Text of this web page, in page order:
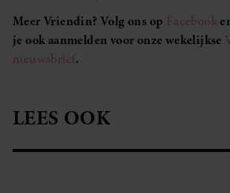
Meer Vriendin? Volg ons op Facebook
je ook aanmelden voor onze wekelijkse
nieuwsbrief.
LEES OOK